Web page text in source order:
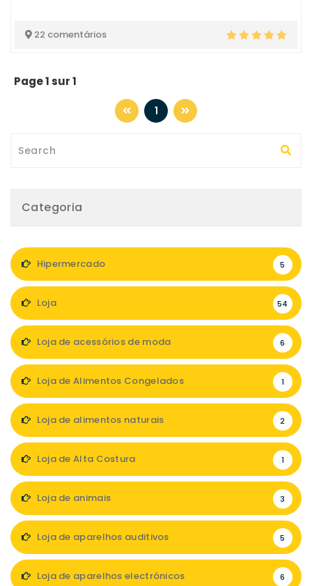
22 comentários
Page 1 sur 1
1
Categoria
Hipermercado 5
Loja 54
Loja de acessórios de moda 6
Loja de Alimentos Congelados 1
Loja de alimentos naturais 2
Loja de Alta Costura 1
Loja de animais 3
Loja de aparelhos auditivos 5
Loja de aparelhos electrónicos 6